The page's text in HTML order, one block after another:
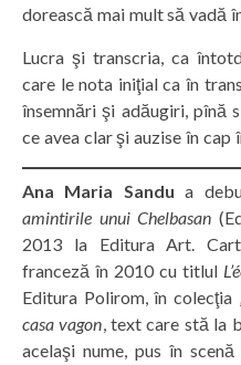
dorească mai mult să vadă
Lucra şi transcria, ca
care le nota iniţial ca în
însemnări şi adăugiri, pînă
ce avea clar şi auzise în cap
Ana Maria Sandu a
amintirile unui Chelbasan
2013 la Editura Art.
franceză în 2010 cu titlul
Editura Polirom, în colecţia
casa vagon, text care stă la
acelaşi nume, pus în